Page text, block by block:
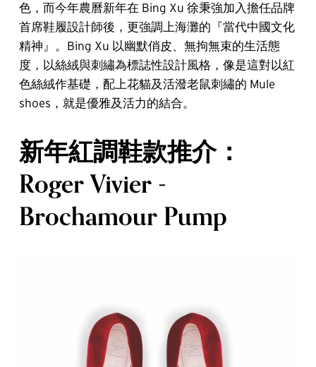
色，而今年農曆新年在 Bing Xu 徐秉強加入擔任品牌
首席鞋履設計師後，更強調上海灘的『當代中國文化
精神』。Bing Xu 以幽默俏皮、無拘無束的生活態
度，以絲絨與刺繡為標誌性設計風格，像是這對以紅
色絲絨作基礎，配上花貓及活潑老鼠刺繡的 Mule
shoes，就是優雅及活力的結合。
新年紅調鞋款推介：
Roger Vivier -
Brochamour Pump